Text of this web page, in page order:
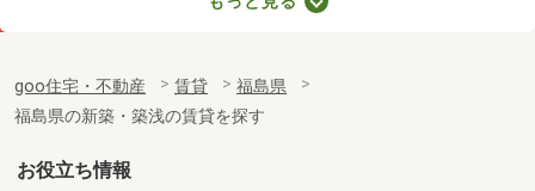
専有面積
43.31m²
間取り
1LDK
福島県郡山市富久山町久保田字古坦
goo住宅・不動産 賃貸
福島県
福島県の新築・築浅の賃貸を探す
お役立ち情報